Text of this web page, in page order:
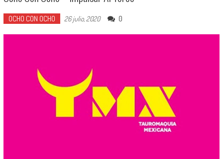
OCHO CON OCHO 26 julio, 2020 0